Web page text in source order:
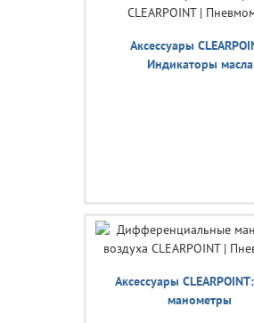
Аксессуары
Индикаторы масла
Аксессуары
манометры